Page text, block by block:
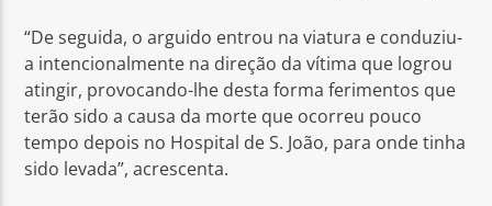
“De seguida, o arguido entrou na viatura e conduziu-
a intencionalmente na direção da vítima que logrou
atingir, provocando-lhe desta forma ferimentos que
terão sido a causa da morte que ocorreu pouco
tempo depois no Hospital de S. João, para onde tinha
sido levada”, acrescenta.